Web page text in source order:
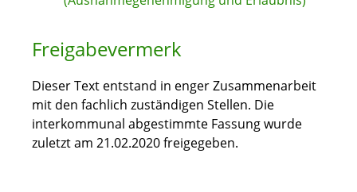
Freigabevermerk
Dieser Text entstand in enger Zusammenarbeit
mit den fachlich zuständigen Stellen. Die
interkommunal abgestimmte Fassung wurde
zuletzt am 21.02.2020 freigegeben.